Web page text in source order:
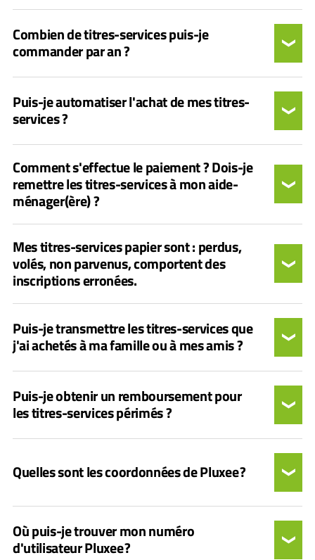
Combien de titres-services puis-je
commander par an ?
Puis-je automatiser l'achat de mes titres-
services ?
Comment s'effectue le paiement ? Dois-je
remettre les titres-services à mon aide-
ménager(ère) ?
Mes titres-services papier sont : perdus,
volés, non parvenus, comportent des
inscriptions erronées.
Puis-je transmettre les titres-services que
j'ai achetés à ma famille ou à mes amis ?
Puis-je obtenir un remboursement pour
les titres-services périmés ?
Quelles sont les coordonnées de Pluxee ?
Où puis-je trouver mon numéro
d'utilisateur Pluxee ?